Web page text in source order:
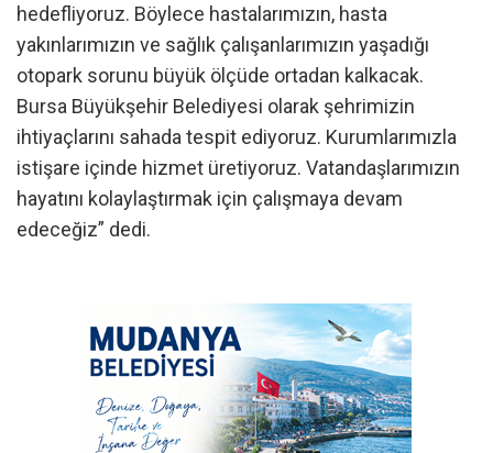
hedefliyoruz. Böylece hastalarımızın, hasta
yakınlarımızın ve sağlık çalışanlarımızın yaşadığı
otopark sorunu büyük ölçüde ortadan kalkacak.
Bursa Büyükşehir Belediyesi olarak şehrimizin
ihtiyaçlarını sahada tespit ediyoruz. Kurumlarımızla
istişare içinde hizmet üretiyoruz. Vatandaşlarımızın
hayatını kolaylaştırmak için çalışmaya devam
edeceğiz” dedi.